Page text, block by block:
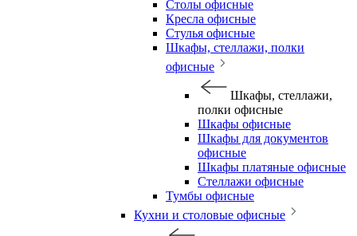
Столы офисные
Кресла офисные
Стулья офисные
Шкафы, стеллажи, полки
офисные
Шкафы, стеллажи,
полки офисные
Шкафы офисные
Шкафы для документов
офисные
Шкафы платяные офисные
Стеллажи офисные
Тумбы офисные
Кухни и столовые офисные